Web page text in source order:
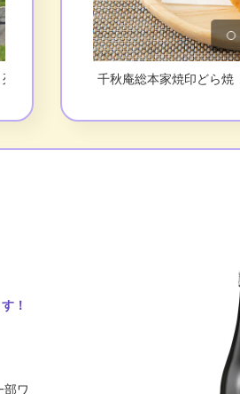
列車1日目：函館山ロープウェイ
函館みかどのいかめし（
！
部ワ